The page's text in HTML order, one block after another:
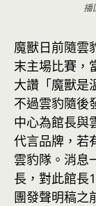
播
魔獸日前隨雲
末主場比賽，
大讚「魔獸是
不過雲豹隨後
中心為館長與
代言品牌，若
雲豹隊。消息
長，對此館長
團發聲明稿之